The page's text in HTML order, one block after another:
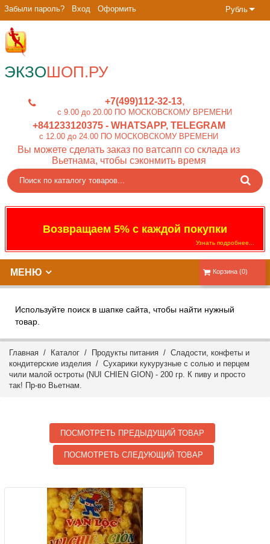
Рубль
Забыли пароль? Вход Оформить
ЭКЗОШОП.РУ
+7(499)112-32-13
c 9.00 до 20.00 ПО МОСКОВСКОМУ ВРЕМЕНИ
+841233120375- WHATSAPP, TELEGRAM
c 12.00 до 24.00 ПО МОСКОВСКОМУ ВРЕМЕНИ
Вы можете сделать заказ по ватсапп со склада из
Вьетнама, чтобы сэконмить время
Возвращаем 5% с каждой покупки
Узнать подробнее...
Корзина (0)
МЕНЮ
Используйте поиск в шапке сайта, чтобы найти нужный
товар.
Главная / Каталог / Продукты питания / Сладости, конфеты и
кондитерские изделия / Сухарики кукурузные с солью и перцем
чили малой остроты (NUI CHIEN GION) - 200 гр. К пиву и просто
так! Пр-во Вьетнам.
ПОСМОТРЕТЬ ПРЕДЫДУЩИЙ ТОВАР
ПОСМОТРЕТЬ СЛЕДУЮЩИЙ ТОВАР